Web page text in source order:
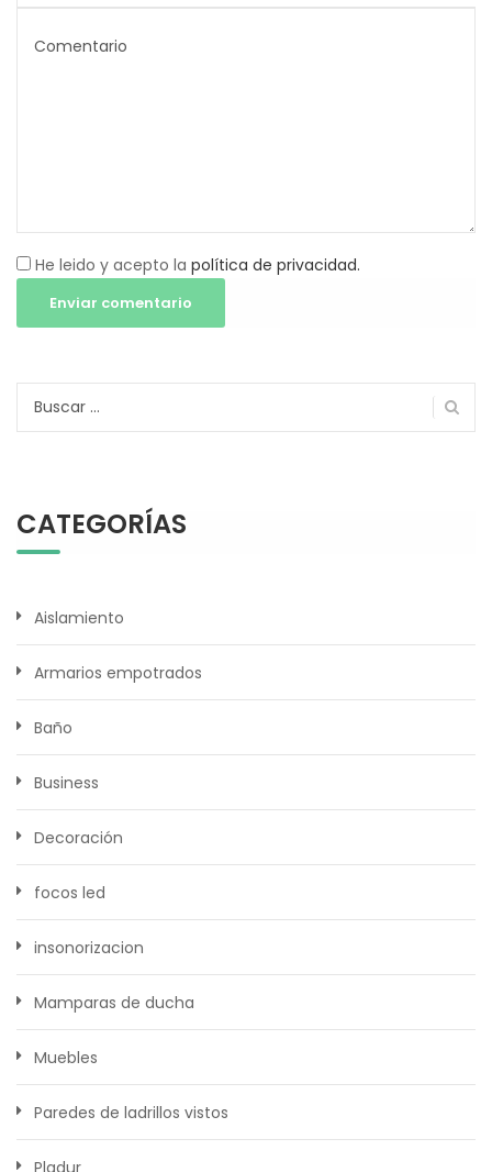
He leido y acepto la política de privacidad.
CATEGORÍAS
Aislamiento
Armarios empotrados
Baño
Business
Decoración
focos led
insonorizacion
Mamparas de ducha
Muebles
Paredes de ladrillos vistos